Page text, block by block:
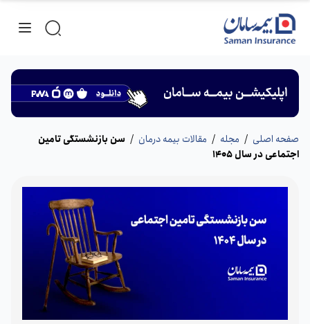
صفحه اصلی / مجله / مقالات بیمه درمان / سن بازنشستگی تامین
اجتماعی در سال 1405